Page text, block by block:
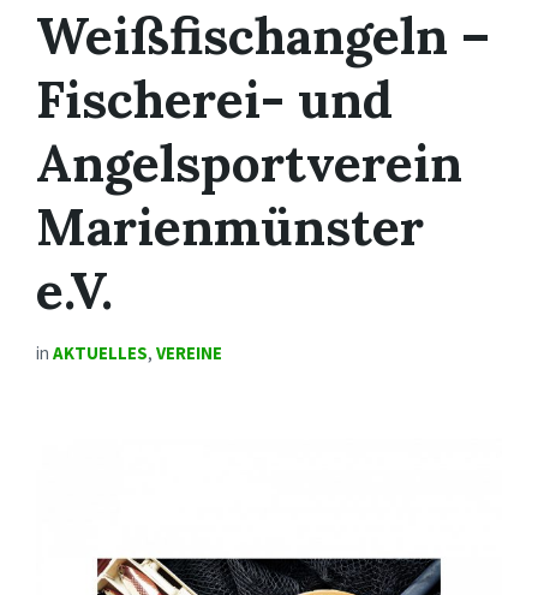
Weißfischangeln –
Fischerei- und
Angelsportverein
Marienmünster
e.V.
in AKTUELLES, VEREINE